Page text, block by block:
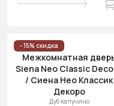
- 15% скидка
Межкомнатная
Siena Neo Classic
/ Сиена Нео Классик
Декоро
Дуб капучино